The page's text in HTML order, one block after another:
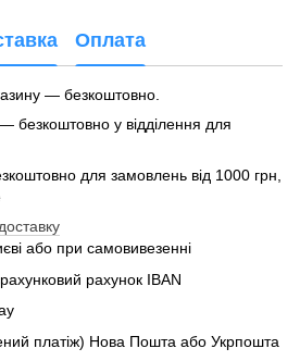
Оплата
— безкоштовно.
у відділення для
для замовлень від 1000 грн,
або при самовивезенні
рахунок IBAN
платіж) Нова Пошта або Укрпошта